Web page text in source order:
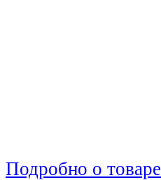
Подробно о товаре